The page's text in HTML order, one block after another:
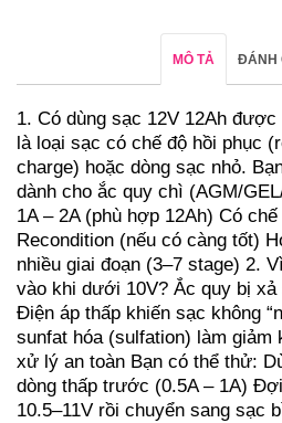
MÔ TẢ ĐÁNH
1. Có dùng sạc 12V 12Ah được
là loại sạc có chế độ hồi phục
charge) hoặc dòng sạc nhỏ.
dành cho ắc quy chì (AGM/
1A – 2A (phù hợp 12Ah) Có chế
Recondition (nếu có càng tốt)
nhiều giai đoạn (3–7 stage) 2.
vào khi dưới 10V? Ắc quy bị xả
Điện áp thấp khiến sạc không
sunfat hóa (sulfation) làm giảm
xử lý an toàn Bạn có thể thử:
dòng thấp trước (0.5A – 1A)
10.5–11V rồi chuyển sang sạc